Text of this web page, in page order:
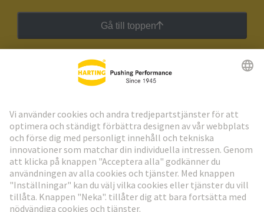
Gå till toppen
HARTING:s nyhetsbrev
Gå till registrering
Social Media